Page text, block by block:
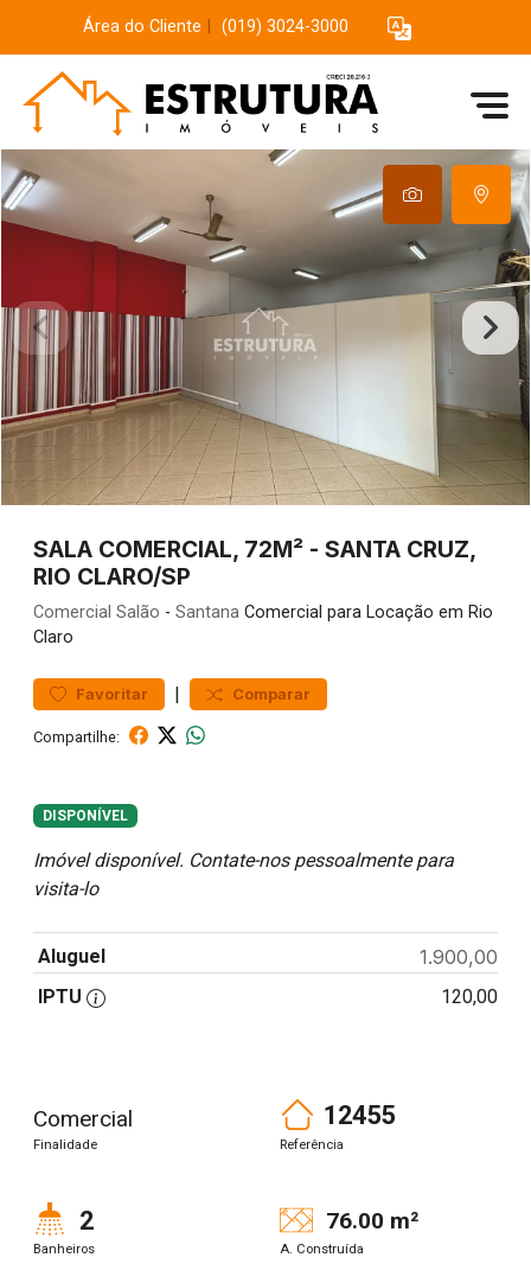
Área do Cliente (019) 3024-3000
SALA COMERCIAL, 72M² - SANTA CRUZ,
RIO CLARO/SP
Comercial Salão - Santana Comercial para Locação em Rio
Claro
Favoritar | Comparar
Compartilhe:
DISPONÍVEL
Imóvel disponível. Contate-nos pessoalmente para
visita-lo
Aluguel 1.900,00
IPTU 120,00
Comercial
Finalidade
12455
Referência
2
Banheiros
76.00 m²
A. Construída